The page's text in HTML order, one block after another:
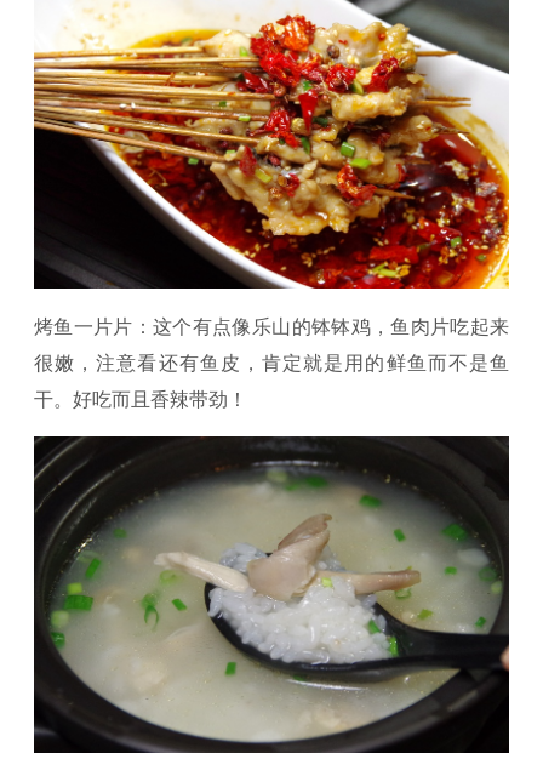
烤鱼一片片：这个有点像乐山的钵钵鸡，鱼肉片吃起来
很嫩，注意看还有鱼皮，肯定就是用的鲜鱼而不是鱼
干。好吃而且香辣带劲！